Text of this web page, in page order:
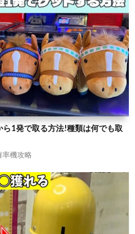
ら1発で取る方法!種類は何でも取
率機攻略